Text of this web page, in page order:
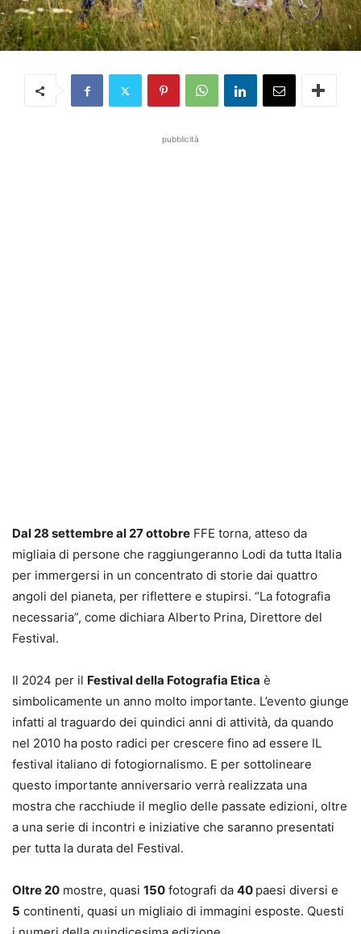
pubblicità
Dal 28 settembre al 27 ottobre FFE torna, atteso da
migliaia di persone che raggiungeranno Lodi da tutta Italia
per immergersi in un concentrato di storie dai quattro
angoli del pianeta, per riflettere e stupirsi. “La fotografia
necessaria”, come dichiara Alberto Prina, Direttore del
Festival.
Il 2024 per il Festival della Fotografia Etica è
simbolicamente un anno molto importante. L’evento giunge
infatti al traguardo dei quindici anni di attività, da quando
nel 2010 ha posto radici per crescere fino ad essere IL
festival italiano di fotogiornalismo. E per sottolineare
questo importante anniversario verrà realizzata una
mostra che racchiude il meglio delle passate edizioni, oltre
a una serie di incontri e iniziative che saranno presentati
per tutta la durata del Festival.
Oltre 20 mostre, quasi 150 fotografi da 40 paesi diversi e
5 continenti, quasi un migliaio di immagini esposte. Questi